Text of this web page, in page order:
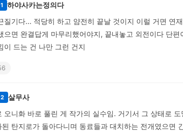
하야사카는정의다
질기다... 적당히 하고 얌전히 끝날 것이지 이럴 거면 연
으면 완결답게 마무리했어야지, 끝내놓고 외전이다 단
이 드는 건 나만 그런 건지
살무사
오니화 바로 풀린 게 작가의 실수임. 거기서 그 상태로
된 탄지로가 돌아다니며 동료들과 대치하는 전개였으면